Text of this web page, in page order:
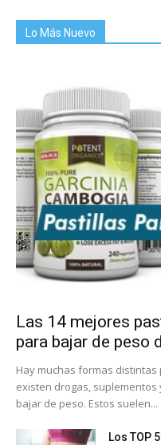
Lo Más Nuevo
Las 14 mejores
para bajar de peso
Hay muchas formas
existen drogas,
bajar de peso. Estos suelen...
Los TOP